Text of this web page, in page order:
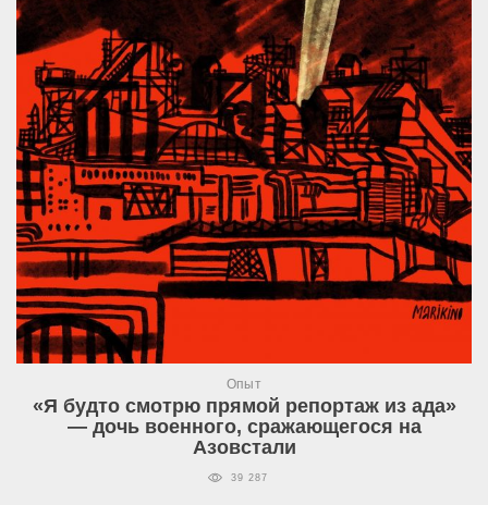
Опыт
«Я будто смотрю прямой репортаж из ада»
— дочь военного, сражающегося на
Азовстали
39 287